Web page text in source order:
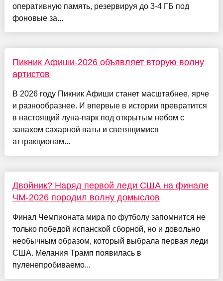
оперативную память, резервируя до 3-4 ГБ под
фоновые за...
Пикник Афиши-2026 объявляет вторую волну
артистов
В 2026 году Пикник Афиши станет масштабнее, ярче
и разнообразнее. И впервые в истории превратится
в настоящий луна-парк под открытым небом с
запахом сахарной ваты и светящимися
аттракционам...
Двойник? Наряд первой леди США на финале
ЧМ-2026 породил волну домыслов
Финал Чемпионата мира по футболу запомнится не
только победой испанской сборной, но и довольно
необычным образом, который выбрала первая леди
США. Мелания Трамп появилась в
пуленепробиваемо...